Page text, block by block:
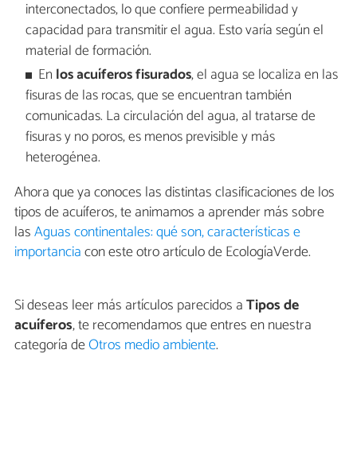
interconectados, lo que confiere permeabilidad y
capacidad para transmitir el agua. Esto varía según el
material de formación.
En los acuíferos fisurados, el agua se localiza en las
fisuras de las rocas, que se encuentran también
comunicadas. La circulación del agua, al tratarse de
fisuras y no poros, es menos previsible y más
heterogénea.
Ahora que ya conoces las distintas clasificaciones de los
tipos de acuíferos, te animamos a aprender más sobre
lasAguas continentales: qué son, características e
importanciacon este otro artículo de EcologíaVerde.
Si deseas leer más artículos parecidos aTipos de
acuíferos, te recomendamos que entres en nuestra
categoría deOtros medio ambiente.